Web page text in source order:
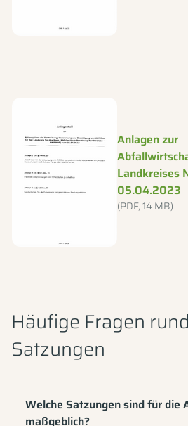
Anlagen zur
Landkreises
05.04.2023
Dateityp:
(PDF, 14 MB)
Häufige Fragen
Satzungen
Welche Satzungen sind für die
maßgeblich?